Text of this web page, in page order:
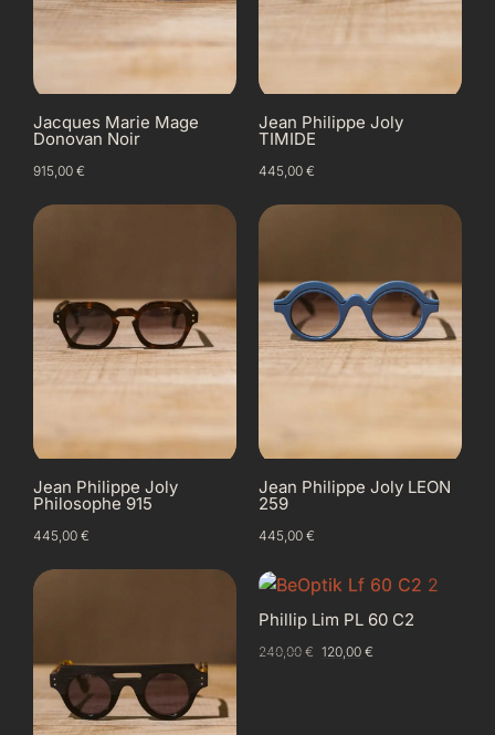
Jacques Marie Mage
Donovan Noir
915,00 €
Jean Philippe Joly
TIMIDE
445,00 €
Jean Philippe Joly
Philosophe 915
445,00 €
Jean Philippe Joly LEON
259
445,00 €
Phillip Lim PL 60 C2
240,00 € 120,00€